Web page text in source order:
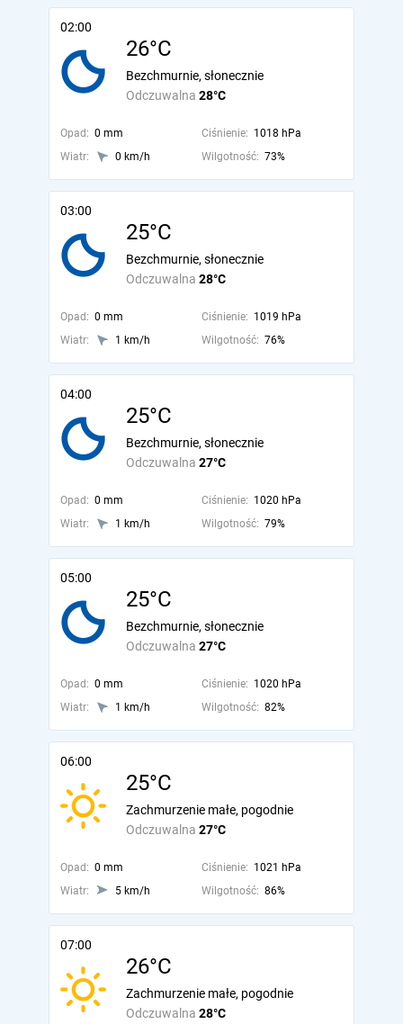
02:00
26°C
Odczuwalna 28°C
Bezchmurnie, słonecznie
Opad: 0 mm Ciśnienie: 1018 hPa
Wiatr:
0 km/h Wilgotność: 73%
03:00
25°C
Odczuwalna 28°C
Bezchmurnie, słonecznie
Opad: 0 mm Ciśnienie: 1019 hPa
Wiatr:
1 km/h Wilgotność: 76%
04:00
25°C
Odczuwalna 27°C
Bezchmurnie, słonecznie
Opad: 0 mm Ciśnienie: 1020 hPa
Wiatr:
1 km/h Wilgotność: 79%
05:00
25°C
Odczuwalna 27°C
Bezchmurnie, słonecznie
Opad: 0 mm Ciśnienie: 1020 hPa
Wiatr:
1 km/h Wilgotność: 82%
06:00
25°C
Odczuwalna 27°C
Zachmurzenie małe, pogodnie
Opad: 0 mm Ciśnienie: 1021 hPa
Wiatr:
5 km/h Wilgotność: 86%
07:00
26°C
Odczuwalna 28°C
Zachmurzenie małe, pogodnie